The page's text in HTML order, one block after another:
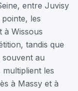
entre Juvisy
les
à Wissous
tandis que
souvent au
les
à Massy et à